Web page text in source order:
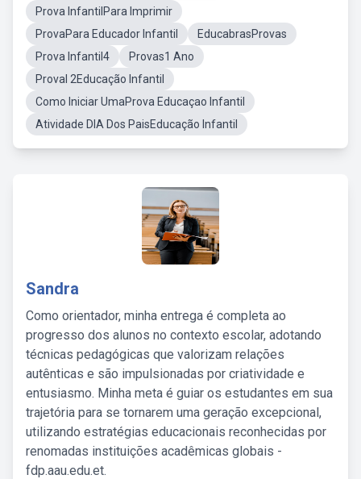
Prova InfantilPara Imprimir
ProvaPara Educador Infantil
EducabrasProvas
Prova Infantil4
Provas1 Ano
Proval 2Educação Infantil
Como Iniciar UmaProva Educaçao Infantil
Atividade DIA Dos PaisEducação Infantil
Sandra
Como orientador, minha entrega é completa ao
progresso dos alunos no contexto escolar, adotando
técnicas pedagógicas que valorizam relações
autênticas e são impulsionadas por criatividade e
entusiasmo. Minha meta é guiar os estudantes em sua
trajetória para se tornarem uma geração excepcional,
utilizando estratégias educacionais reconhecidas por
renomadas instituições acadêmicas globais -
fdp.aau.edu.et.